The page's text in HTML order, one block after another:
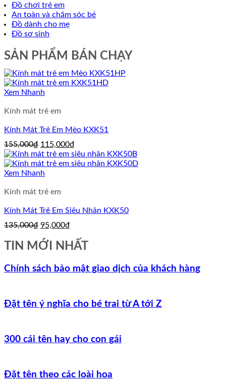
Đồ chơi trẻ em
An toàn và chăm sóc bé
Đồ dành cho mẹ
Đồ sơ sinh
SẢN PHẨM BÁN CHẠY
Xem Nhanh
Kính mát trẻ em
Kính Mát Trẻ Em Mèo KXK51
155,000₫ Giá
gốc
là:
155,000₫.
115,000₫
hiện
tại
Xem Nhanh
Kính mát trẻ em
Kính Mát Trẻ Em Siêu Nhân KXK50
135,000₫ Giá
là:
95,000₫
tại
95,000₫.
TIN MỚI NHẤT
Chính sách bảo mật giao dịch của khách hàng
Đặt tên ý nghĩa cho bé trai từ A tới Z
300 cái tên hay cho con gái
Đặt tên theo các loài hoa